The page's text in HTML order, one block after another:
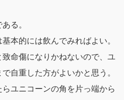
る。
本的には飲んでみればよい。
命傷になりかねないので、ユ
自重した方がよいかと思う。
ユニコーンの角を片っ端から